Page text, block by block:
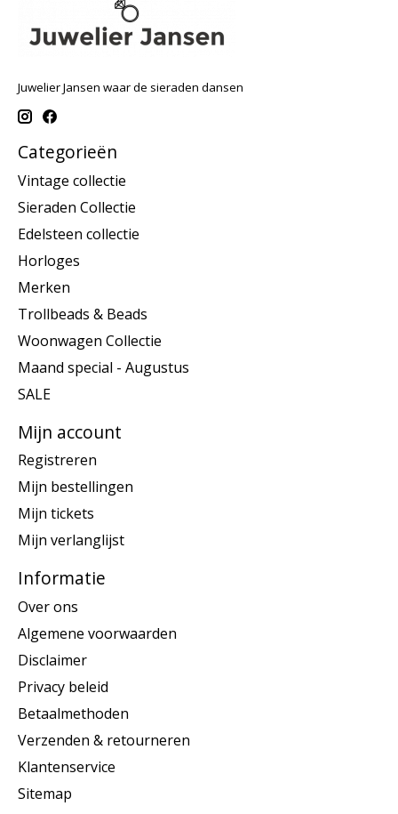
Juwelier Jansen waar de sieraden dansen
Categorieën
Vintage collectie
Sieraden Collectie
Edelsteen collectie
Horloges
Merken
Trollbeads & Beads
Woonwagen Collectie
Maand special - Augustus
SALE
Mijn account
Registreren
Mijn bestellingen
Mijn tickets
Mijn verlanglijst
Informatie
Over ons
Algemene voorwaarden
Disclaimer
Privacy beleid
Betaalmethoden
Verzenden & retourneren
Klantenservice
Sitemap